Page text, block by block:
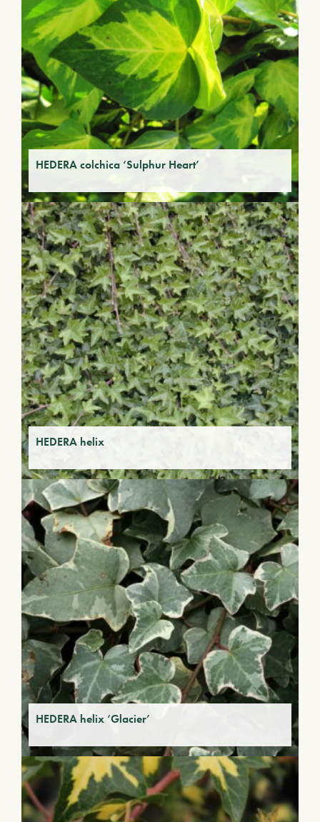
HEDERA colchica ‘Sulphur Heart’
HEDERA helix
HEDERA helix ‘Glacier’